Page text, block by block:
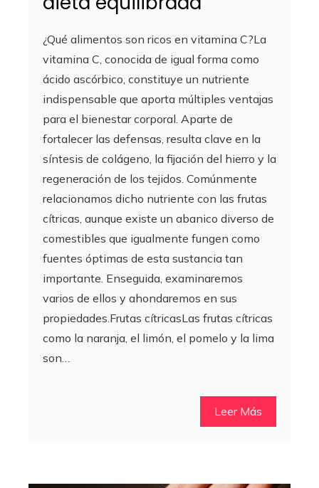
¿Qué alimentos son ricos en vitamina C?La
vitamina C, conocida de igual forma como
ácido ascórbico, constituye un nutriente
indispensable que aporta múltiples ventajas
para el bienestar corporal. Aparte de
fortalecer las defensas, resulta clave en la
síntesis de colágeno, la fijación del hierro y la
regeneración de los tejidos. Comúnmente
relacionamos dicho nutriente con las frutas
cítricas, aunque existe un abanico diverso de
comestibles que igualmente fungen como
fuentes óptimas de esta sustancia tan
importante. Enseguida, examinaremos
varios de ellos y ahondaremos en sus
propiedades.Frutas cítricasLas frutas cítricas
como la naranja, el limón, el pomelo y la lima
son…
Leer Más